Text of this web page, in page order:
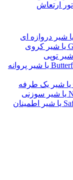
ارتعاش
باترفلای ولو Butterfly Valve یا شیر پروانه